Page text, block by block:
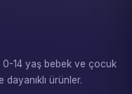
0-14 yaş bebek ve çocuk
ürünler.